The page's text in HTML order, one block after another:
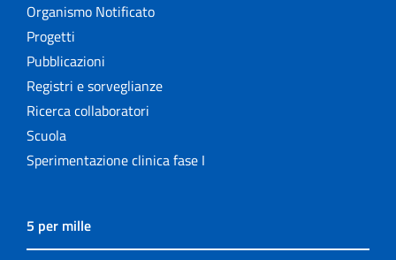
Organismo Notificato
Progetti
Pubblicazioni
Registri e sorveglianze
Ricerca collaboratori
Scuola
Sperimentazione clinica fase I
5 per mille